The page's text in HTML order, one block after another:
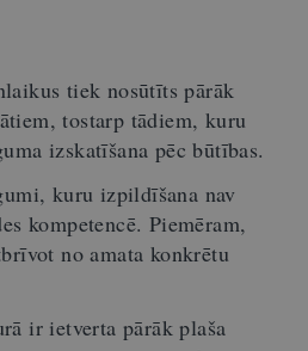
tiek nosūtīts pārāk
tostarp tādiem, kuru
izskatīšana pēc būtības.
kuru izpildīšana nav
kompetencē. Piemēram,
no amata konkrētu
ir ietverta pārāk plaša